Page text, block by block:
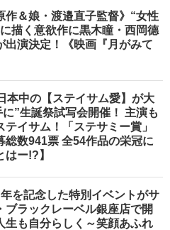
作＆娘・渡邉直子監督》“女性
描く意欲作に黒木瞳・西岡德
出演決定！《映画『月がみて
本中の【ステイサム愛】が大
”生誕祭試写会開催！ 主演も
テイサム！「ステサミー賞」
総数941票 全54作品の栄冠に
ー!?】
を記念した特別イベントがサ
ブラックレーベル銀座店で開
も自分らしく～笑顔あふれ